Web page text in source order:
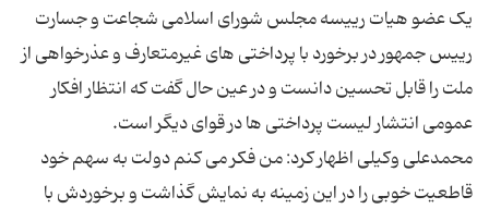
یک عضو هیات رییسه مجلس شورای اسلامی شجاعت و جسارت
رییس جمهور در برخورد با پرداختی های غیرمتعارف و عذرخواهی از
ملت را قابل تحسین دانست و در عین حال گفت که انتظار افکار
محمدعلی وکیلی اظهار کرد: من فکر می کنم دولت به سهم خود
قاطعیت خوبی را در این زمینه به نمایش گذاشت و برخوردش با